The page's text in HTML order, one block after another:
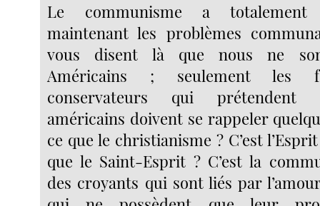
Le communisme a totalement
maintenant les problèmes
vous disent là que nous ne
Américains ; seulement les
conservateurs qui prétendent
américains doivent se rappeler
ce que le christianisme ? C’est
que le Saint-Esprit ? C’est la
des croyants qui sont liés par